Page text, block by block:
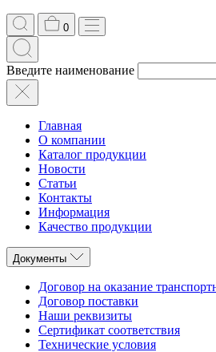
0
Введите наименование
Главная
О компании
Каталог продукции
Новости
Статьи
Контакты
Информация
Качество продукции
Документы
Договор на оказание
Договор поставки
Наши реквизиты
Сертификат соответствия
Технические условия